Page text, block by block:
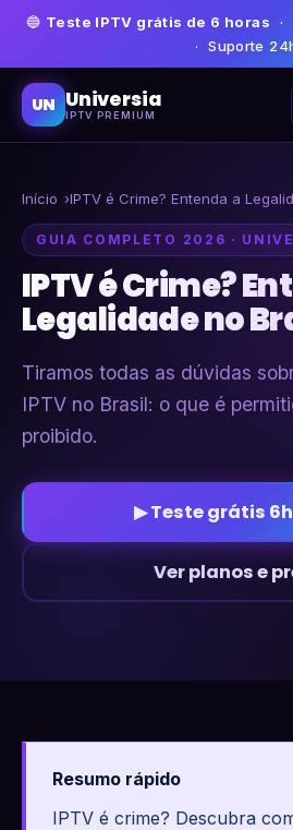
🔵 Teste IPTV grátis de 6 horas ·
· Suporte
UN Universia
IPTV PREMIUM
Início IPTV é Crime? Entenda a
GUIA COMPLETO 2026 ·
IPTV é Crime?
Legalidade no
Tiramos todas as dúvidas
IPTV no Brasil: o que é
proibido.
▶ Teste grátis
Ver planos e
Resumo rápido
IPTV é crime? Descubra